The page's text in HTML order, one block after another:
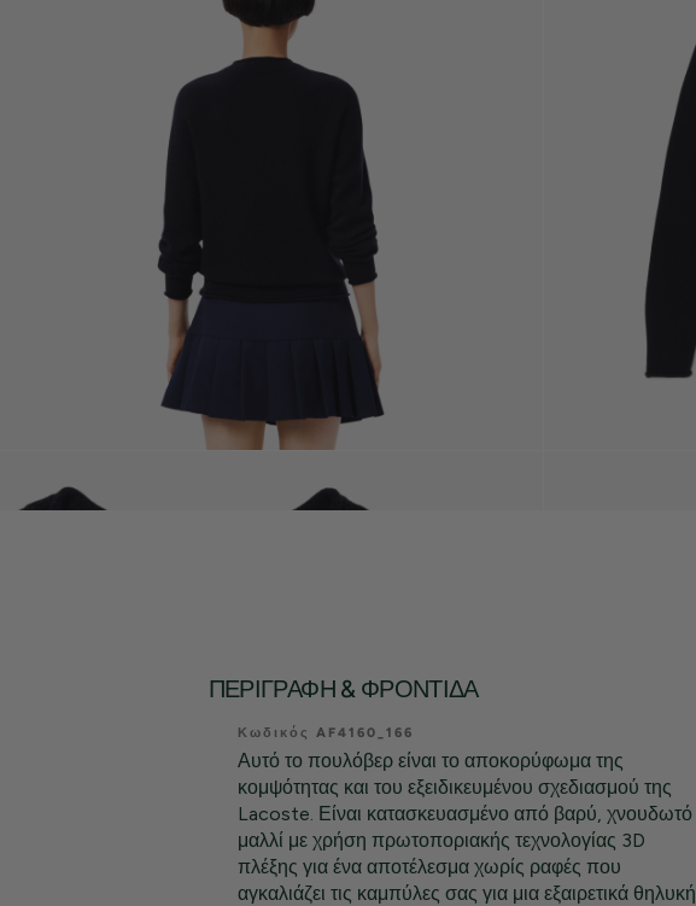
ΠΕΡΙΓΡΑΦΉ & ΦΡΟΝΤΊΔΑ
Κωδικός AF4160_166
Αυτό το πουλόβερ είναι το αποκορύφωμα της
κομψότητας και του εξειδικευμένου σχεδιασμού της
Lacoste. Είναι κατασκευασμένο από βαρύ, χνουδωτό
μαλλί με χρήση πρωτοποριακής τεχνολογίας 3D
πλέξης για ένα αποτέλεσμα χωρίς ραφές που
αγκαλιάζει τις καμπύλες σας για μια εξαιρετικά θηλυκή